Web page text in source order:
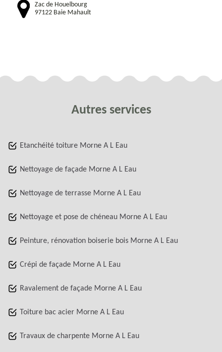
Zac de Houelbourg
97122 Baie Mahault
Autres services
Etanchéité toiture Morne A L Eau
Nettoyage de façade Morne A L Eau
Nettoyage de terrasse Morne A L Eau
Nettoyage et pose de chéneau Morne A L Eau
Peinture, rénovation boiserie bois Morne A L Eau
Crépi de façade Morne A L Eau
Ravalement de façade Morne A L Eau
Toiture bac acier Morne A L Eau
Travaux de charpente Morne A L Eau